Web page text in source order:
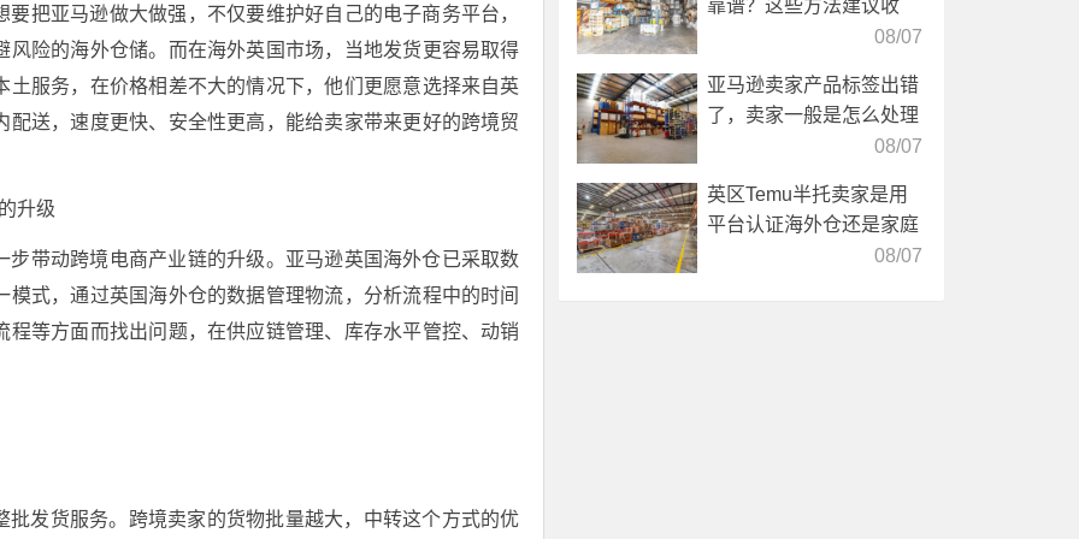
把亚马逊做大做强，不仅要维护好自己的电子商务平台，
险的海外仓储。而在海外英国市场，当地发货更容易取得
服务，在价格相差不大的情况下，他们更愿意选择来自英
送，速度更快、安全性更高，能给卖家带来更好的跨境贸
升级
带动跨境电商产业链的升级。亚马逊英国海外仓已采取数
式，通过英国海外仓的数据管理物流，分析流程中的时间
等方面而找出问题，在供应链管理、库存水平管控、动销
发货服务。跨境卖家的货物批量越大，中转这个方式的优
靠谱？这些方法建议收
08/07
亚马逊卖家产品标签出错
了，卖家一般是怎么处理
08/07
英区Temu半托卖家是用
平台认证海外仓还是家庭
08/07